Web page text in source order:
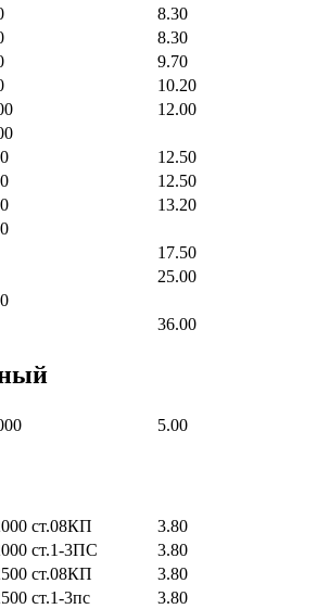
8.30
8.30
9.70
10.20
12.00
12.50
12.50
13.20
17.50
25.00
36.00
5.00
ст.08КП
3.80
ст.1-3ПС
3.80
ст.08КП
3.80
ст.1-3пс
3.80